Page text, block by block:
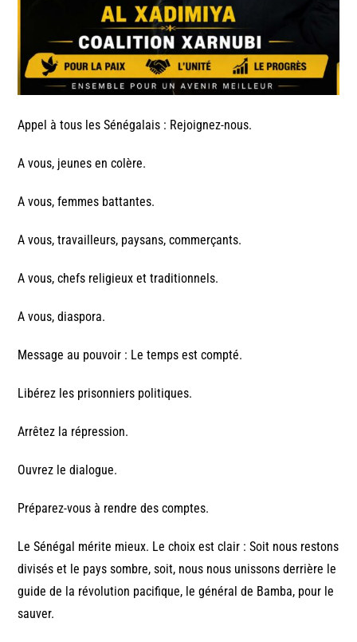
Appel à tous les Sénégalais : Rejoignez-nous.
A vous, jeunes en colère.
A vous, femmes battantes.
A vous, travailleurs, paysans, commerçants.
A vous, chefs religieux et traditionnels.
A vous, diaspora.
Message au pouvoir : Le temps est compté.
Libérez les prisonniers politiques.
Arrêtez la répression.
Ouvrez le dialogue.
Préparez-vous à rendre des comptes.
Le Sénégal mérite mieux. Le choix est clair : Soit nous restons
divisés et le pays sombre, soit, nous nous unissons derrière le
guide de la révolution pacifique, le général de Bamba, pour le
sauver.